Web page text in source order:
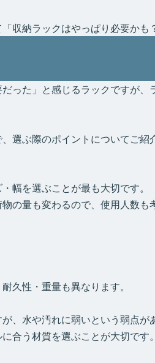
収納ラックはやっぱり必要かも
った」と感じるラックですが、
選ぶ際のポイントについてご紹
幅を選ぶことが最も大切です。
の量も変わるので、使用人数
久性・重量も異なります。
、水や汚れに弱いという弱点が
合う材質を選ぶことが大切です。